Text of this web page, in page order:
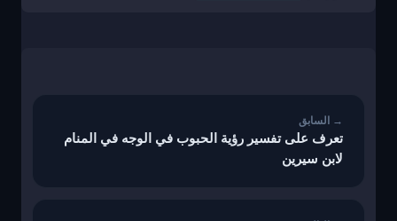
تعرف على تفسير رؤية الحبوب في الوجه في المنام
لابن سيرين